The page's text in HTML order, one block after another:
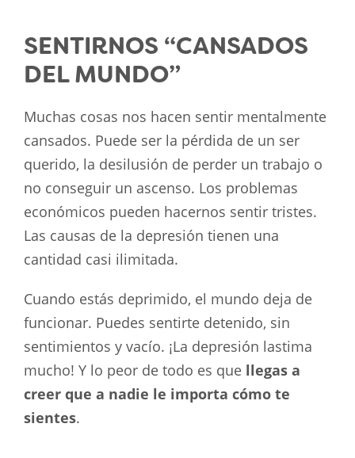
SENTIRNOS “CANSADOS
DEL MUNDO”
Muchas cosas nos hacen sentir mentalmente
cansados. Puede ser la pérdida de un ser
querido, la desilusión de perder un trabajo o
no conseguir un ascenso. Los problemas
económicos pueden hacernos sentir tristes.
Las causas de la depresión tienen una
cantidad casi ilimitada.
Cuando estás deprimido, el mundo deja de
funcionar. Puedes sentirte detenido, sin
sentimientos y vacío. ¡La depresión lastima
mucho! Y lo peor de todo es que llegas a
creer que a nadie le importa cómo te
sientes.